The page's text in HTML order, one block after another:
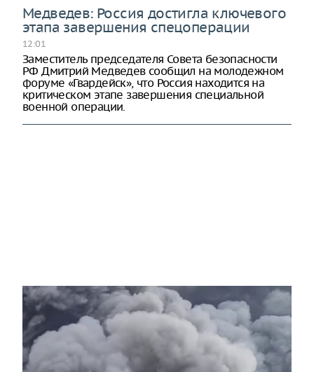
Медведев: Россия достигла ключевого
этапа завершения спецоперации
12:01
Заместитель председателя Совета безопасности
РФ Дмитрий Медведев сообщил на молодежном
форуме «Гвардейск», что Россия находится на
критическом этапе завершения специальной
военной операции.